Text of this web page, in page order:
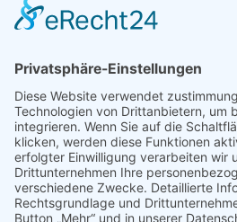
E-Mail: info@tca-ev.de
Sicherheitsfrage*
Bitte rechnen Sie 4 plus 1.